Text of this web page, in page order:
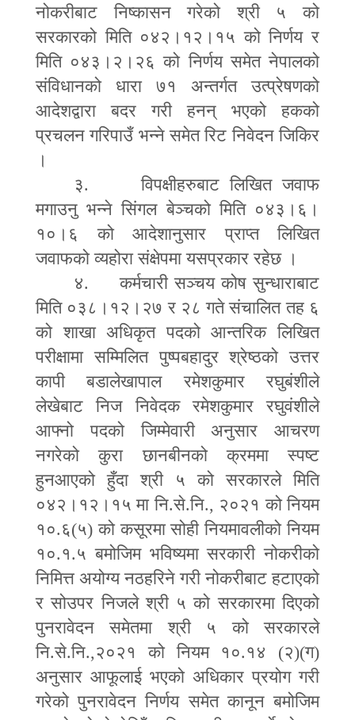
नोकरीबाट निष्कासन गरेको श्री ५ को
सरकारको मिति ०४२।१२।१५ को निर्णय र
मिति ०४३।२।२६ को निर्णय समेत नेपालको
संविधानको धारा ७१ अन्तर्गत उत्प्रेषणको
आदेशद्वारा बदर गरी हनन् भएको हकको
प्रचलन गरिपाउँ भन्ने समेत रिट निवेदन जिकिर
।
३. विपक्षीहरुबाट लिखित जवाफ
मगाउनु भन्ने सिंगल बेञ्चको मिति ०४३।६।
१०।६ को आदेशानुसार प्राप्त लिखित
जवाफको व्यहोरा संक्षेपमा यसप्रकार रहेछ ।
४. कर्मचारी सञ्चय कोष सुन्धाराबाट
मिति ०३८।१२।२७ र २८ गते संचालित तह ६
को शाखा अधिकृत पदको आन्तरिक लिखित
परीक्षामा सम्मिलित पुष्पबहादुर श्रेष्ठको उत्तर
कापी बडालेखापाल रमेशकुमार रघुबंशीले
लेखेबाट निज निवेदक रमेशकुमार रघुवंशीले
आफ्नो पदको जिम्मेवारी अनुसार आचरण
नगरेको कुरा छानबीनको क्रममा स्पष्ट
हुनआएको हुँदा श्री ५ को सरकारले मिति
०४२।१२।१५ मा नि.से.नि., २०२१ को नियम
१०.६(५) को कसूरमा सोही नियमावलीको नियम
१०.१.५ बमोजिम भविष्यमा सरकारी नोकरीको
निमित्त अयोग्य नठहरिने गरी नोकरीबाट हटाएको
र सोउपर निजले श्री ५ को सरकारमा दिएको
पुनरावेदन समेतमा श्री ५ को सरकारले
नि.से.नि.,२०२१ को नियम १०.१४ (२)(ग)
अनुसार आफूलाई भएको अधिकार प्रयोग गरी
गरेको पुनरावेदन निर्णय समेत कानून बमोजिम